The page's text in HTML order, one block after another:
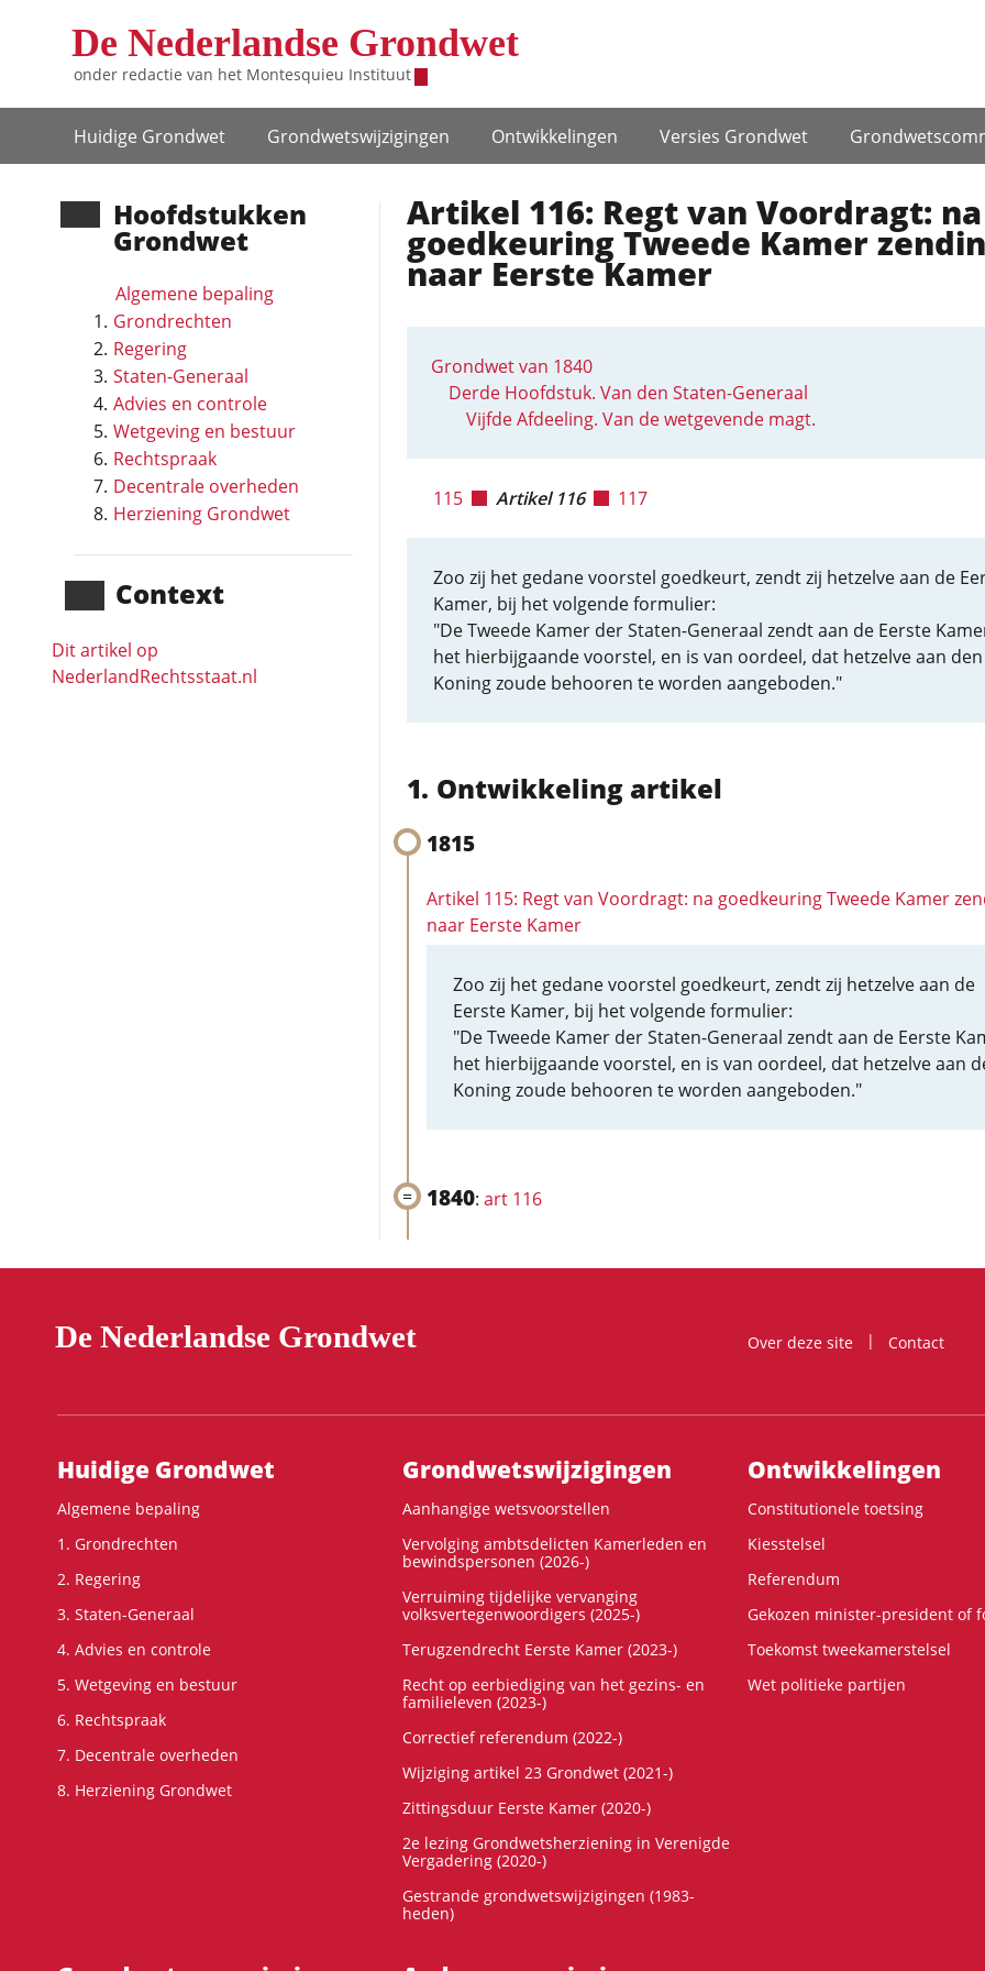
De Nederlandse Grondwet
onder redactie van het Montesquieu Instituut
Hoofdnavigatie
Huidige Grondwet Grondwets­wijzigingen Ontwikke­lingen Versies Grondwet
Hoofd­stukken
Grondwet
Algemene bepaling
Grondrechten
Regering
Staten-Generaal
Advies en controle
Wetgeving en bestuur
Rechtspraak
Decentrale overheden
Herziening Grondwet
Context
Dit artikel op
NederlandRechts­staat.nl
Artikel 116: Regt van Voordragt: na
goedkeuring Tweede Kamer
naar Eerste Kamer
Grondwet van 1840
Derde Hoofdstuk. Van den Staten-Generaal
Vijfde Afdeeling. Van de wetgevende magt.
115 Artikel 116 117
Zoo zij het gedane voorstel goedkeurt, zendt zij hetzelve aan de
Kamer, bij het volgende formulier:
"De Tweede Kamer der Staten-Generaal zendt aan de Eerste
het hierbijgaande voorstel, en is van oordeel, dat hetzelve aan den
Koning zoude behooren te worden aangeboden."
Ontwikkeling artikel
1815
Artikel 115: Regt van Voordragt: na goedkeuring Tweede Kamer
naar Eerste Kamer
Zoo zij het gedane voorstel goedkeurt, zendt zij hetzelve aan de
Eerste Kamer, bij het volgende formulier:
"De Tweede Kamer der Staten-Generaal zendt aan de Eerste
het hierbijgaande voorstel, en is van oordeel, dat hetzelve aan
Koning zoude behooren te worden aangeboden."
1840: art 116
De Nederlandse Grondwet Over deze site
Contact
Hoofdnavigatie
Huidige Grondwet
Algemene bepaling
1. Grondrechten
2. Regering
3. Staten-Generaal
4. Advies en controle
5. Wetgeving en bestuur
6. Rechtspraak
7. Decentrale overheden
8. Herziening Grondwet
Grondwets­wijzigingen
Aanhangige wetsvoorstellen
Vervolging ambtsdelicten Kamerleden en
bewindspersonen (2026-)
Verruiming tijdelijke vervanging
volksvertegenwoordigers (2025-)
Terugzendrecht Eerste Kamer (2023-)
Recht op eerbiediging van het gezins- en
familieleven (2023-)
Correctief referendum (2022-)
Wijziging artikel 23 Grondwet (2021-)
Zittingsduur Eerste Kamer (2020-)
2e lezing Grondwetsherziening in Verenigde
Vergadering (2020-)
Gestrande grondwetswijzigingen (1983-
heden)
Ontwikke­lingen
Constitutionele toetsing
Kiesstelsel
Referendum
Gekozen minister-president of
Toekomst tweekamerstelsel
Wet politieke partijen